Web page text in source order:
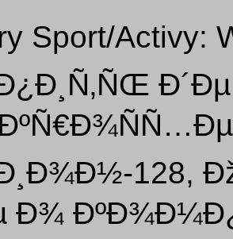
Sport/Activy:
128,
Ð¾